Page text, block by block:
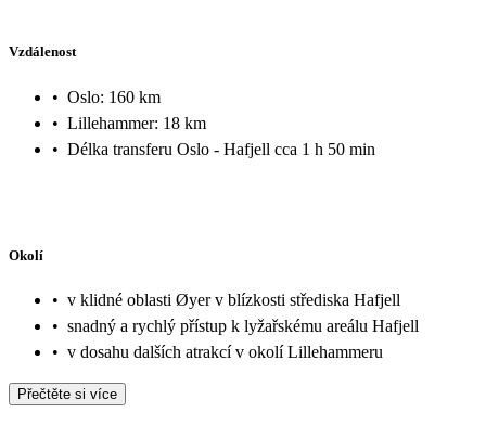
Vzdálenost
• Oslo: 160 km
• Lillehammer: 18 km
• Délka transferu Oslo - Hafjell cca 1 h 50 min
Okolí
• v klidné oblasti Øyer v blízkosti střediska Hafjell
• snadný a rychlý přístup k lyžařskému areálu Hafjell
• v dosahu dalších atrakcí v okolí Lillehammeru
Přečtěte si více